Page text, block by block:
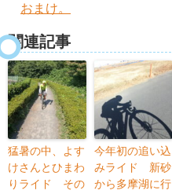
おまけ。
関連記事
猛暑の中、よす
けさんとひまわ
りライド その
今年初の追い込
みライド 新砂
から多摩湖に行